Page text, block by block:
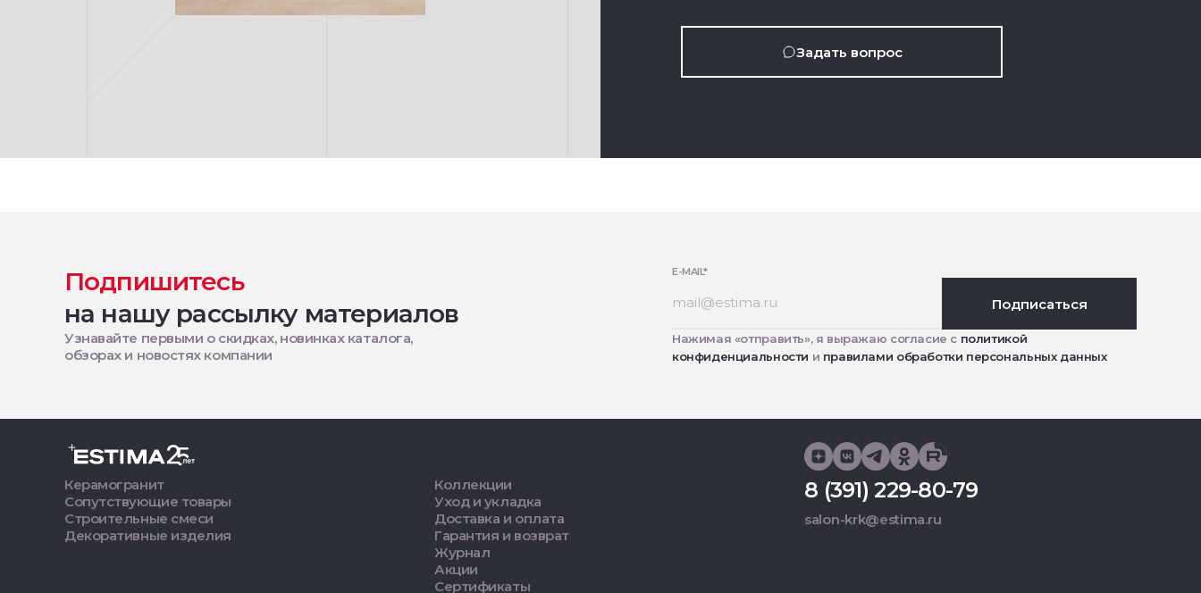
Задать вопрос
Подпишитесь
на нашу рассылку материалов
Узнавайте первыми о скидках, новинках каталога,
обзорах и новостях компании
E-MAIL*
Подписаться
Нажимая «отправить», я выражаю согласие с политикой
конфиденциальности и правилами обработки персональных данных
Керамогранит
Сопутствующие товары
Строительные смеси
Декоративные изделия
Коллекции
Уход и укладка
Доставка и оплата
Гарантия и возврат
Журнал
Акции
Сертификаты
8 (391) 229-80-79
salon-krk@estima.ru